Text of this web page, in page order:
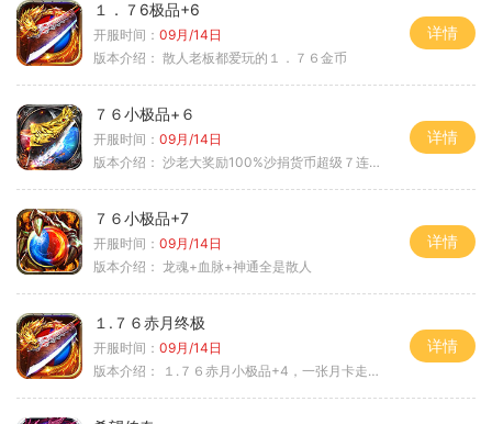
１．７6极品+6
开服时间： 09月/14日
版本介绍： 散人老板都爱玩的１．７６金币
详情
７６小极品+６
开服时间： 09月/14日
版本介绍： 沙老大奖励100%沙捐货币超级７连鞭尸
详情
７６小极品+7
开服时间： 09月/14日
版本介绍： 龙魂+血脉+神通全是散人
详情
１.７６赤月终极
开服时间： 09月/14日
版本介绍：
１.７６赤月小极品+4，一张月卡走天涯a
详情